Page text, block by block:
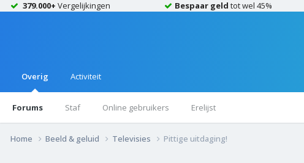
379.000+ Vergelijkingen Bespaar geld tot wel 45%
Overig
Forums Staf Online gebruikers Erelijst
Activiteit
Home Beeld & geluid Televisies Pittige uitdaging!